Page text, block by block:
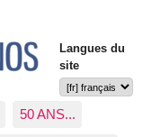
Langues du
site
50 ANS...